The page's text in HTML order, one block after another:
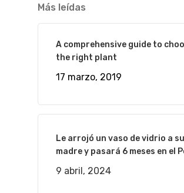
Más leídas
A comprehensive guide to
the right plant
17 marzo, 2019
Le arrojó un vaso de vidrio a su
madre y pasará 6 meses en el
9 abril, 2024